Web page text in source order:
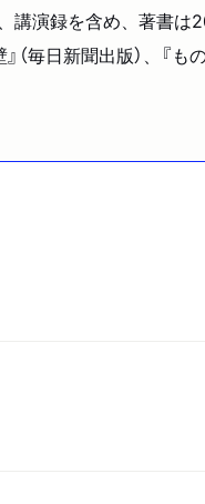
演録を含め、著書は
毎日新聞出版）、『も